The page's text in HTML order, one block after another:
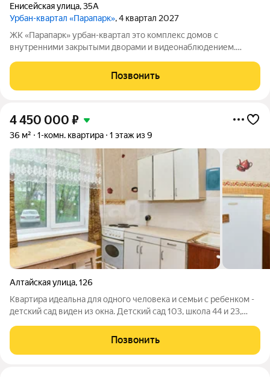
Енисейская улица,35А
Урбан-квартал «Парапарк», 4 квартал 2027
ЖК «Парапарк» урбан-квартал это комплекс домов с
внутренними закрытыми дворами и видеонаблюдением.
шаговой доступности от ключевых городских объектов и
образовательных учреждений. В
Позвонить
4 450 000 ₽
36 м² 1-комн. квартира 1 этаж из 9
Алтайская улица,126
Квартира идеальна для одного человека и семьи с ребенком -
детский сад виден из окна. Детский сад 103, школа 44 и 23,
другое -все под рукой. Остановки рядом с домом. Большим
спросом будет
Позвонить